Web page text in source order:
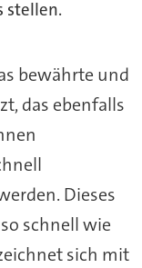
stellen.
bewährte und
das ebenfalls
Dieses
schnell wie
sich mit